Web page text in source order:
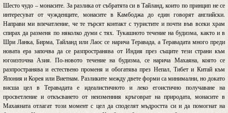
Шесто чудо – монасите. За разлика от събратята си в Тайланд, които по принцип не се
интересуват от чужденците, монасите в Камбоджа до един говорят английски.
Направи ми впечатление, че те търсят контакт с туристите и почти във всеки храм
спирах да разменя по няколко думи с тях. Тукашното течение на будизма, както и в
Шри Ланка, Бирма, Тайланд или Лаос се нарича Теравада, а Теравадата много преди
новата ера започва да се разпространява от Индия през същите тези страни към
югоизточна Азия. По-новото течение на будизма, се нарича Махаяна, която се
разпространява и естествено променя и обогатява през Непал, Тибет и Китай към
Япония и Корея или Виетнам. Разликите между двете форми са минимални, но докато
висша цел в Теравадата е идеалистичното и леко егоистично получаване на
просветление и откъсването от неизменния кръговрат на природата, монасите в
Махаяната отлагат този момент с цел да споделят мъдростта си и да помогнат на